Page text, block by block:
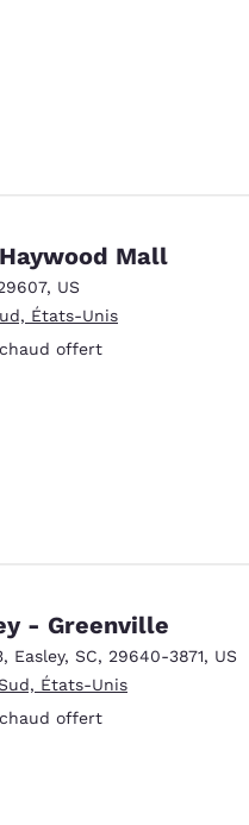
Mall
, US
États-Unis
offert
- Greenville
, Easley, SC, 29640-3871, US
États-Unis
offert